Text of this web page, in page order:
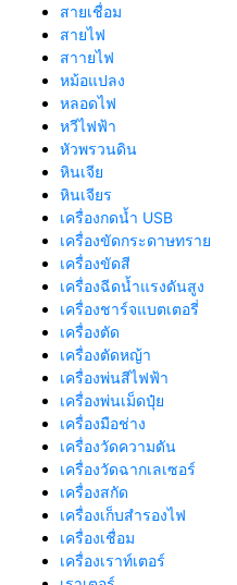
สายเชื่อม
สายไฟ
สาายไฟ
หม้อแปลง
หลอดไฟ
หวีไฟฟ้า
หัวพรวนดิน
หินเจีย
หินเจียร
เครื่องกดน้ำ USB
เครื่องขัดกระดาษทราย
เครื่องขัดสี
เครื่องฉีดน้ำแรงดันสูง
เครื่องชาร์จแบตเตอรี่
เครื่องตัด
เครื่องตัดหญ้า
เครื่องพ่นสีไฟฟ้า
เครื่องพ่นเม็ดปุ๋ย
เครื่องมือช่าง
เครื่องวัดความดัน
เครื่องวัดฉากเลเซอร์
เครื่องสกัด
เครื่องเก็บสํารองไฟ
เครื่องเชื่อม
เครื่องเราท์เตอร์